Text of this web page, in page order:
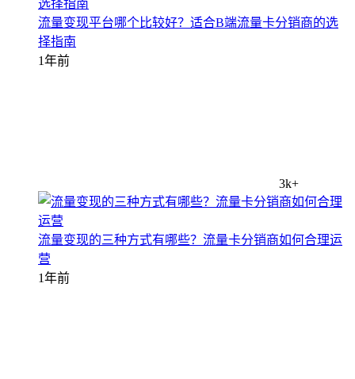
流量变现平台哪个比较好？适合B端流量卡分销商的选
择指南
1年前
3k+
流量变现的三种方式有哪些？流量卡分销商如何合理运
营
1年前